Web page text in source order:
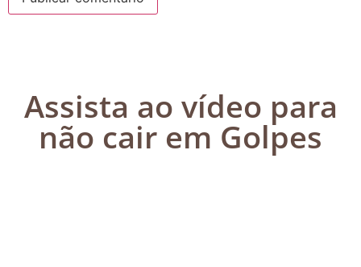
Assista ao vídeo para
não cair em Golpes